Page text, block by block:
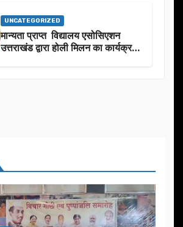
UNCATEGORIZED
मान्यता प्राप्त विद्यालय एसोसिएशन
उत्तराखंड द्वारा होली मिलन का कार्यक्रम